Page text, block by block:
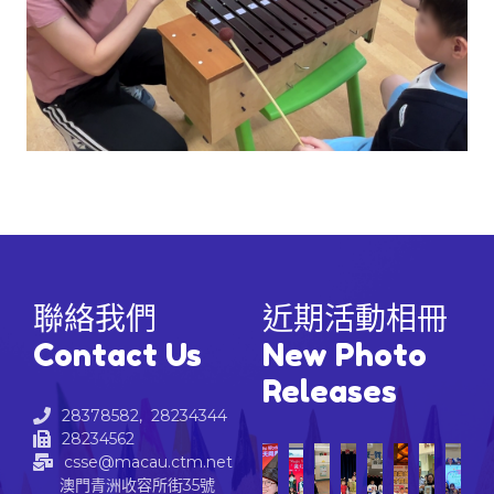
聯絡我們
Contact Us
28378582, 28234344
28234562
csse@macau.ctm.net
澳門青洲收容所街35號
近期活動相冊
New Photo
Releases